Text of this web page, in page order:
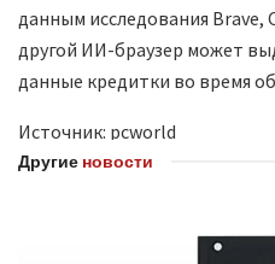
данным исследования
другой ИИ-браузер может
данные кредитки во время
Источник: pcworld
Другие новости